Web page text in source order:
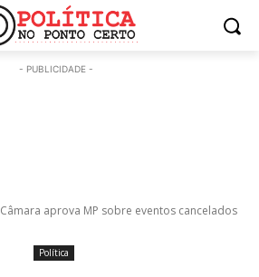
- PUBLICIDADE -
Câmara aprova MP sobre eventos cancelados
Política